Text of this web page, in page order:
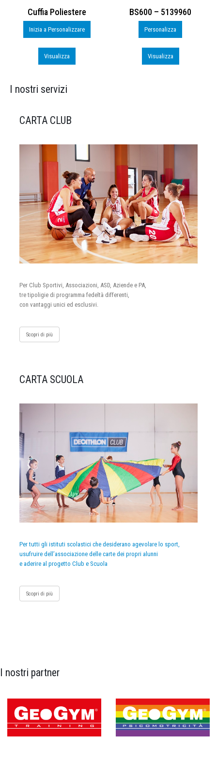
Cuffia Poliestere
Inizia a Personalizzare
Visualizza
BS600 – 5139960
Personalizza
Visualizza
I nostri servizi
CARTA CLUB
Per Club Sportivi, Associazioni, ASD, Aziende e PA,
tre tipoligie di programma fedeltà differenti,
con vantaggi unici ed esclusivi.
Scopri di più
CARTA SCUOLA
Per tutti gli istituti scolastici che desiderano agevolare lo sport,
usufruire dell’associazione delle carte dei propri alunni
e aderire al progetto Club e Scuola
Scopri di più
I nostri partner